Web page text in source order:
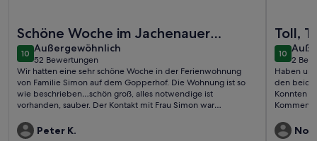
Schöne Woche im Jachenauer
Herbst
1010 von 10
Außergewöhnlich
außergewöhnlich
52 Bewertungen
(52
bewertungen)
Wir hatten eine sehr schöne Woche in der Ferienwohnung
von Familie Simon auf dem Gopperhof. Die Wohnung ist so
wie beschrieben…schön groß, alles notwendige ist
vorhanden, sauber. Der Kontakt mit Frau Simon war
Unterkunft empfehlen.
Peter K.
Toll,
1010 von
2
(2
Haben
den
Konnten
Kommen